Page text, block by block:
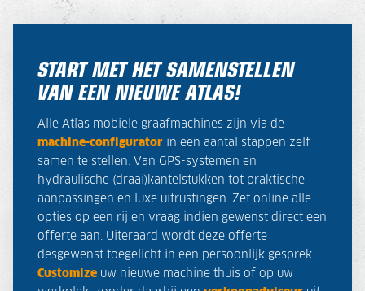
START MET HET SAMENSTELLEN
VAN EEN NIEUWE ATLAS!
Alle Atlas mobiele graafmachines zijn via de
machine-configurator in een aantal stappen zelf
samen te stellen. Van GPS-systemen en
hydraulische (draai)kantelstukken tot praktische
aanpassingen en luxe uitrustingen. Zet online alle
opties op een rij en vraag indien gewenst direct een
offerte aan. Uiteraard wordt deze offerte
desgewenst toegelicht in een persoonlijk gesprek.
Customize uw nieuwe machine thuis of op uw